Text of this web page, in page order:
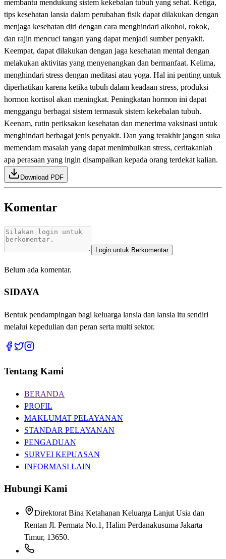
membantu mendukung sistem kekebalan tubuh yang sehat. Ketiga,
tips kesehatan lansia dalam perubahan fisik dapat dilakukan dengan
menjaga kesehatan diri dengan cara menghindari alkohol, rokok,
dan rajin mencuci tangan yang dapat menjadi sumber penyakit.
Keempat, dapat dilakukan dengan jaga kesehatan mental dengan
melakukan aktivitas yang menyenangkan dan bermanfaat. Kelima,
menghindari stress dengan meditasi atau yoga. Hal ini penting untuk
diperhatikan karena ketika tubuh dalam keadaan stress, produksi
hormon kortisol akan meningkat. Peningkatan hormon ini dapat
menggangu berbagai sistem termasuk sistem kekebalan tubuh.
Keenam, rutin periksakan kesehatan dan menerima vaksinasi untuk
menghindari berbagai jenis penyakit. Dan yang terakhir jangan suka
memendam masalah yang dapat menimbulkan stress, ceritakanlah
apa perasaan yang ingin disampaikan kepada orang terdekat kalian.
Download PDF
Komentar
Login untuk Berkomentar
Belum ada komentar.
SIDAYA
Bentuk pendampingan bagi keluarga lansia dan lansia itu sendiri
melalui kepedulian dan peran serta multi sektor.
Tentang Kami
BERANDA
PROFIL
MAKLUMAT PELAYANAN
STANDAR PELAYANAN
PENGADUAN
SURVEI KEPUASAN
INFORMASI LAIN
Hubungi Kami
Direktorat Bina Ketahanan Keluarga Lanjut Usia dan
Rentan Jl. Permata No.1, Halim Perdanakusuma Jakarta
Timur, 13650.